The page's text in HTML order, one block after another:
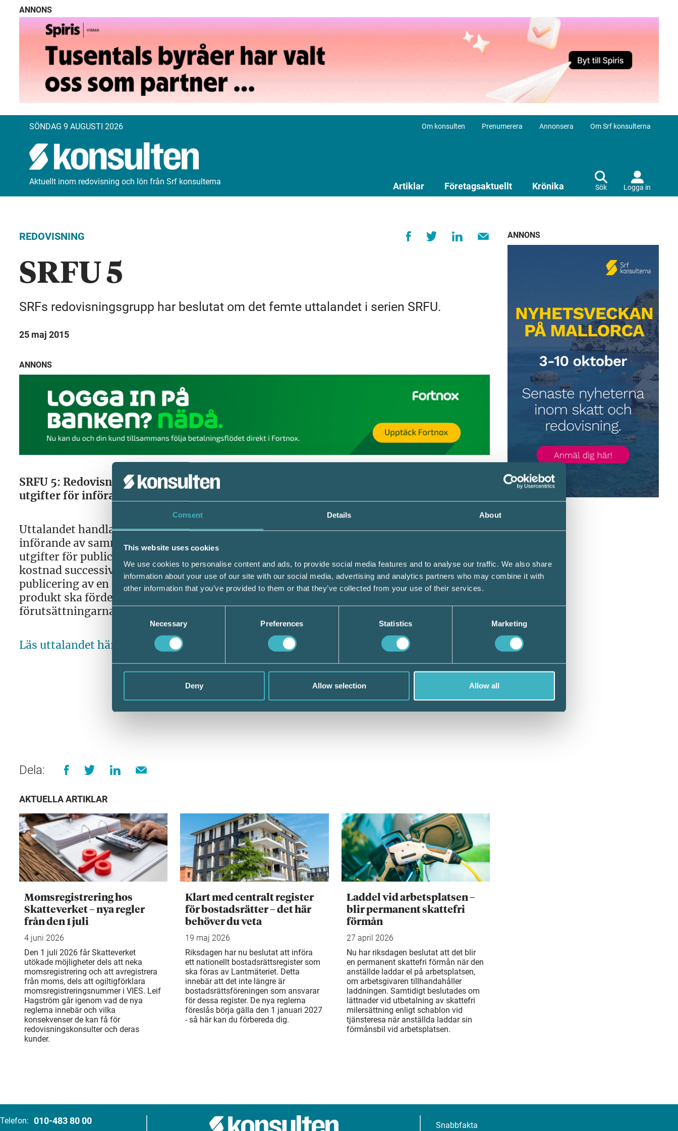
Consent Details About
This website uses cookies
We use cookies to personalise content and ads, to provide social media features and to analyse our traffic. We also share
information about your use of our site with our social media, advertising and analytics partners who may combine it with
other information that you’ve provided to them or that they’ve collected from your use of their services.
Consent
Necessary Preferences Statistics Marketing
Deny Allow selection Allow all
ANNONS
SÖNDAG 9 AUGUSTI 2026 Om konsulten Prenumerera Annonsera Om Srf konsulterna
Aktuellt inom redovisning och lön från Srf konsulterna Artiklar Företagsaktuellt Krönika Sök Logga in
REDOVISNING
SRFU 5
SRFs redovisningsgrupp har beslutat om det femte uttalandet i serien SRFU.
25 maj 2015
ANNONS
SRFU 5: Redovisning enligt K2 av utgifter för publicering av annons på Internet samt av
utgifter för införande av samma annons vid flera tillfällen i en tryckt produkt
Uttalandet handlar om utgifter för publicering av en annons på Internet samt utgifter för
införande av samma annons vid flera tillfällen i en tryckt produkt. Enligt uttalandet ska
utgifter för publicering av en annons på Internet under en viss tidsperiod redovisas som
kostnad successivt under den perioden. Vidare anger uttalandet att utgifter för
publicering av en och samma annons som publiceras vid olika tillfällen i en tryckt
produkt ska fördelas mellan dessa publiceringstillfällen. Om inte annat framgår av
förutsättningarna ska utgiften fördelas lika mellan de olika utgivningstillfällena.
Läs uttalandet här >>
Dela:
AKTUELLA ARTIKLAR
Momsregistrering hos
Skatteverket – nya regler
från den 1 juli
4 juni 2026
Den 1 juli 2026 får Skatteverket
utökade möjligheter dels att neka
momsregistrering och att avregistrera
från moms, dels att ogiltigförklara
momsregistreringsnummer i VIES. Leif
Hagström går igenom vad de nya
reglerna innebär och vilka
konsekvenser de kan få för
redovisningskonsulter och deras
kunder.
Klart med centralt register
för bostadsrätter – det här
behöver du veta
19 maj 2026
Riksdagen har nu beslutat att införa
ett nationellt bostadsrättsregister som
ska föras av Lantmäteriet. Detta
innebär att det inte längre är
bostadsrättsföreningen som ansvarar
för dessa register. De nya reglerna
föreslås börja gälla den 1 januari 2027
- så här kan du förbereda dig.
Laddel vid arbetsplatsen –
blir permanent skattefri
förmån
27 april 2026
Nu har riksdagen beslutat att det blir
en permanent skattefri förmån när den
anställde laddar el på arbetsplatsen,
om arbetsgivaren tillhandahåller
laddningen. Samtidigt beslutades om
lättnader vid utbetalning av skattefri
milersättning enligt schablon vid
tjänsteresa när anställda laddar sin
förmånsbil vid arbetsplatsen.
ANNONS
Telefon: 010-483 80 00 Snabbfakta